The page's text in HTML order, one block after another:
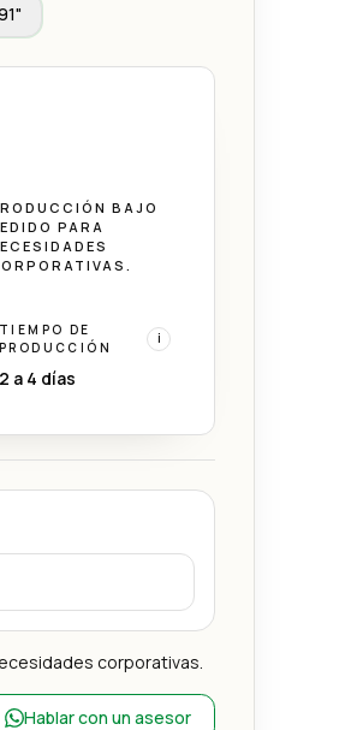
BAJO
PARA
TIEMPO DE
PRODUCCIÓN
i
2 a 4 días
corporativas.
Hablar con un asesor